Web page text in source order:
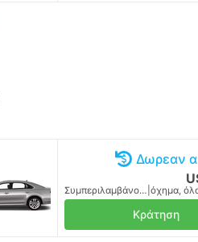
Δωρεαν
Συμπεριλαμβάνονται οι φόροι |
Κράτηση